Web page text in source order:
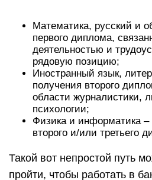
О предмете
Банковское дело – это
науки, которая тесно
дисциплинами, как
микроэкономика,
Учебный онлайн курс
к работе в области
сберегательных, кредитных